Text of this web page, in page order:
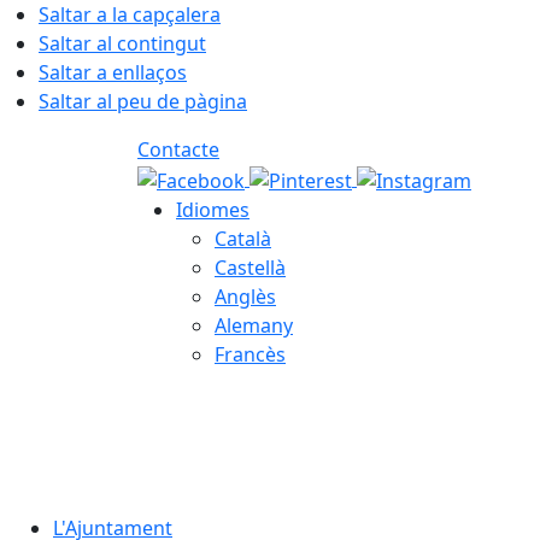
Saltar a la capçalera
Saltar al contingut
Saltar a enllaços
Saltar al peu de pàgina
Contacte
Idiomes
Català
Castellà
Anglès
Alemany
Francès
L'Ajuntament